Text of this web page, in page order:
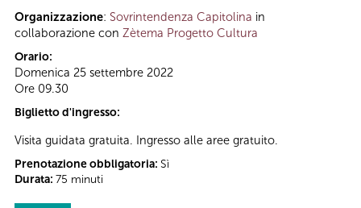
Organizzazione: Sovrintendenza Capitolina in
collaborazione con Zètema Progetto Cultura
Orario:
Domenica 25 settembre 2022
Ore 09.30
Biglietto d'ingresso:
Visita guidata gratuita. Ingresso alle aree gratuito.
Prenotazione obbligatoria: Sì
Durata: 75 minuti